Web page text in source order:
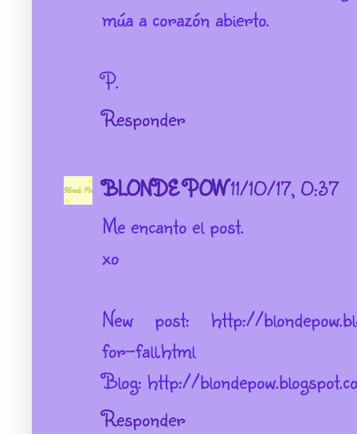
múa a corazón abierto.
P.
Responder
BLONDE POW11/10/17, 0:37
Me encanto el post.
xo
New post: http://
for-fall.html
Blog: http://
Responder